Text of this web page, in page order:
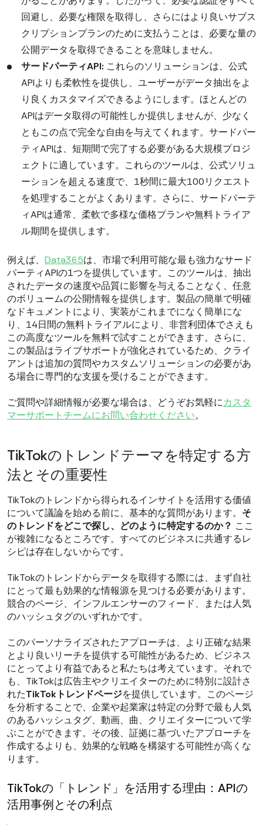
回避し、必要な権限を取得し、さらにはより良いサブス
クリプションプランのために支払うことは、必要な量の
公開データを取得できることを意味しません。
サードパーティAPI: これらのソリューションは、公式
APIよりも柔軟性を提供し、ユーザーがデータ抽出をよ
り良くカスタマイズできるようにします。ほとんどの
APIはデータ取得の可能性しか提供しませんが、少なく
ともこの点で完全な自由を与えてくれます。サードパー
ティAPIは、短期間で完了する必要がある大規模プロジ
ェクトに適しています。これらのツールは、公式ソリュ
ーションを超える速度で、1秒間に最大100リクエスト
を処理することがよくあります。さらに、サードパーテ
ィAPIは通常、柔軟で多様な価格プランや無料トライア
ル期間を提供します。
例えば、 Data365は、市場で利用可能な最も強力なサード
パーティAPIの1つを提供しています。このツールは、抽出
されたデータの速度や品質に影響を与えることなく、任意
のボリュームの公開情報を提供します。製品の簡単で明確
なドキュメントにより、実装がこれまでになく簡単にな
り、14日間の無料トライアルにより、非営利団体でさえも
この高度なツールを無料で試すことができます。さらに、
この製品はライブサポートが強化されているため、クライ
アントは追加の質問やカスタムソリューションの必要があ
る場合に専門的な支援を受けることができます。
ご質問や詳細情報が必要な場合は、どうぞお気軽にカスタ
マーサポートチームにお問い合わせください。
TikTokのトレンドテーマを特定する方
法とその重要性
TikTokのトレンドから得られるインサイトを活用する価値
について議論を始める前に、基本的な質問があります。 そ
のトレンドをどこで探し、どのように特定するのか？ ここ
が複雑になるところです。すべてのビジネスに共通するレ
シピは存在しないからです。
TikTokのトレンドからデータを取得する際には、まず自社
にとって最も効果的な情報源を見つける必要があります。
競合のページ、インフルエンサーのフィード、または人気
のハッシュタグのいずれかです。
このパーソナライズされたアプローチは、より正確な結果
とより良いリーチを提供する可能性があるため、ビジネス
にとってより有益であると私たちは考えています。それで
も、TikTokは広告主やクリエイターのために特別に設計さ
れたTikTokトレンドページを提供しています。このページ
を分析することで、企業や起業家は特定の分野で最も人気
のあるハッシュタグ、動画、曲、クリエイターについて学
ぶことができます。その後、証拠に基づいたアプローチを
作成するよりも、効果的な戦略を構築する可能性が高くな
ります。
TikTokの「トレンド」を活用する理由：APIの
活用事例とその利点